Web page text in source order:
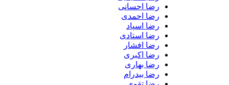
رضا احسانی
رضا احمدی
رضا اسپاد
رضا استادی
رضا افشار
رضا اکبری
رضا بهاری
رضا بیدرام